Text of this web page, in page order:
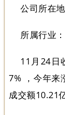
公司所在
所属行业
11月24日
7% ，今年来
成交额10.21